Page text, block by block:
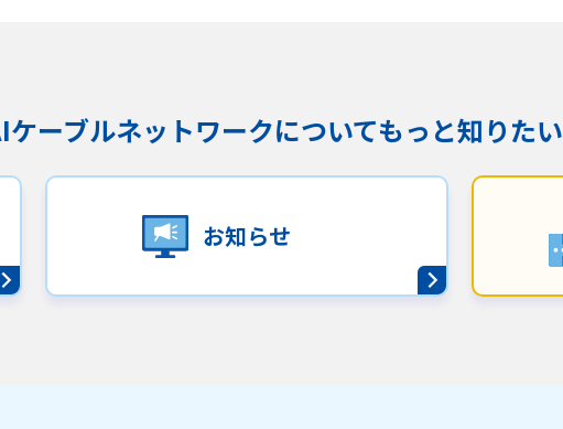
ケーブルネットワークについてもっと知りたい
お知らせ